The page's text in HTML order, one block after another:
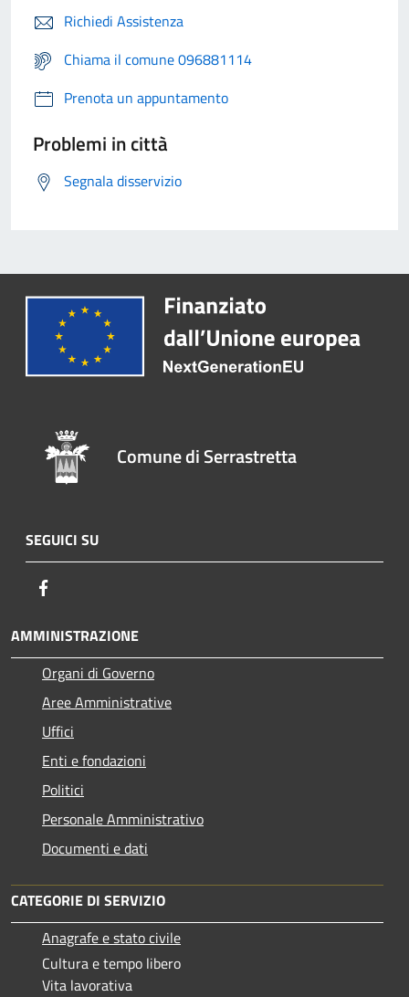
Richiedi Assistenza
Chiama il comune 096881114
Prenota un appuntamento
Problemi in città
Segnala disservizio
Comune di Serrastretta
SEGUICI SU
AMMINISTRAZIONE
Organi di Governo
Aree Amministrative
Uffici
Enti e fondazioni
Politici
Personale Amministrativo
Documenti e dati
CATEGORIE DI SERVIZIO
Anagrafe e stato civile
Cultura e tempo libero
Vita lavorativa